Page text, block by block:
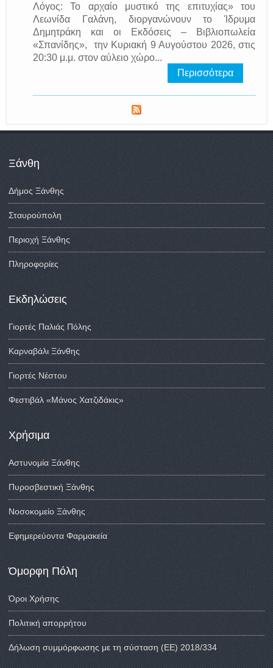
Λόγος: Το αρχαίο μυστικό της επιτυχίας» του
Λεωνίδα Γαλάνη, διοργανώνουν το Ίδρυμα
Δημητράκη και οι Εκδόσεις – Βιβλιοπωλεία
«Σπανίδης», την Κυριακή 9 Αυγούστου 2026, στις
20:30 μ.μ. στον αύλειο χώρο...
Περισσότερα
Ξάνθη
Δήμος Ξάνθης
Σταυρούπολη
Περιοχή Ξάνθης
Πληροφορίες
Εκδηλώσεις
Γιορτές Παλιάς Πόλης
Καρναβάλι Ξάνθης
Γιορτές Νέστου
Φεστιβάλ «Μάνος Χατζιδάκις»
Χρήσιμα
Αστυνομία Ξάνθης
Πυροσβεστική Ξάνθης
Νοσοκομείο Ξάνθης
Εφημερεύοντα Φαρμακεία
Όμορφη Πόλη
Όροι Χρήσης
Πολιτική απορρήτου
Δήλωση συμμόρφωσης με τη σύσταση (ΕΕ) 2018/334